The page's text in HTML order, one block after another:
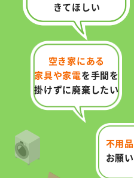
きてほしい
空き家にある
家具や家電を手間を
掛けずに廃棄したい
不用
お願